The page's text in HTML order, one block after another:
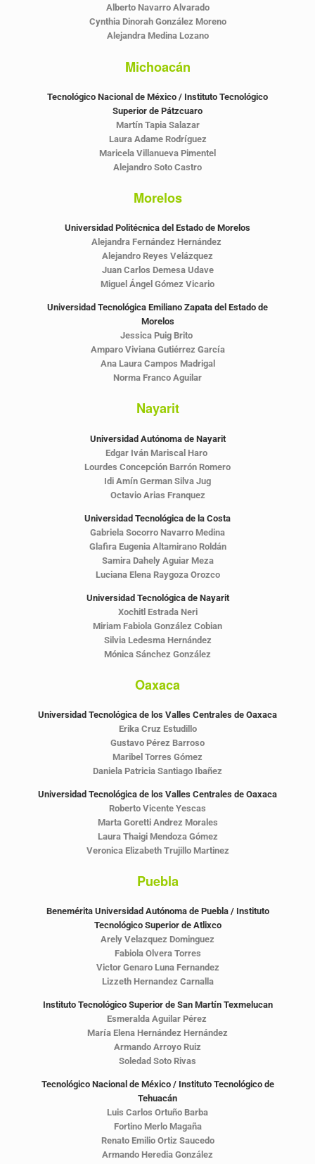
Alberto Navarro Alvarado
Cynthia Dinorah González Moreno
Alejandra Medina Lozano
Michoacán
Tecnológico Nacional de México / Instituto Tecnológico
Superior de Pátzcuaro
Martín Tapia Salazar
Laura Adame Rodríguez
Maricela Villanueva Pimentel
Alejandro Soto Castro
Morelos
Universidad Politécnica del Estado de Morelos
Alejandra Fernández Hernández
Alejandro Reyes Velázquez
Juan Carlos Demesa Udave
Miguel Ángel Gómez Vicario
Universidad Tecnológica Emiliano Zapata del Estado de
Morelos
Jessica Puig Brito
Amparo Viviana Gutiérrez García
Ana Laura Campos Madrigal
Norma Franco Aguilar
Nayarit
Universidad Autónoma de Nayarit
Edgar Iván Mariscal Haro
Lourdes Concepción Barrón Romero
Idi Amín German Silva Jug
Octavio Arias Franquez
Universidad Tecnológica de la Costa
Gabriela Socorro Navarro Medina
Glafira Eugenia Altamirano Roldán
Samira Dahely Aguiar Meza
Luciana Elena Raygoza Orozco
Universidad Tecnológica de Nayarit
Xochitl Estrada Neri
Miriam Fabiola González Cobian
Silvia Ledesma Hernández
Mónica Sánchez González
Oaxaca
Universidad Tecnológica de los Valles Centrales de Oaxaca
Erika Cruz Estudillo
Gustavo Pérez Barroso
Maribel Torres Gómez
Daniela Patricia Santiago Ibañez
Universidad Tecnológica de los Valles Centrales de Oaxaca
Roberto Vicente Yescas
Marta Goretti Andrez Morales
Laura Thaigi Mendoza Gómez
Veronica Elizabeth Trujillo Martinez
Puebla
Benemérita Universidad Autónoma de Puebla / Instituto
Tecnológico Superior de Atlixco
Arely Velazquez Dominguez
Fabiola Olvera Torres
Victor Genaro Luna Fernandez
Lizzeth Hernandez Carnalla
Instituto Tecnológico Superior de San Martín Texmelucan
Esmeralda Aguilar Pérez
María Elena Hernández Hernández
Armando Arroyo Ruiz
Soledad Soto Rivas
Tecnológico Nacional de México / Instituto Tecnológico de
Tehuacán
Luis Carlos Ortuño Barba
Fortino Merlo Magaña
Renato Emilio Ortiz Saucedo
Armando Heredia González